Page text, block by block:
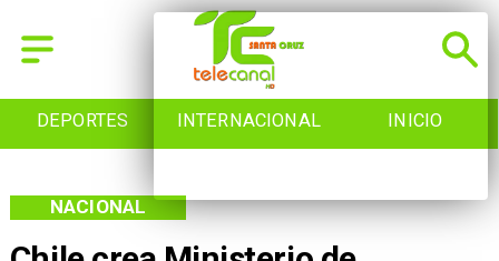
INTERNACIONAL INICIO NACIONAL
NACIONAL